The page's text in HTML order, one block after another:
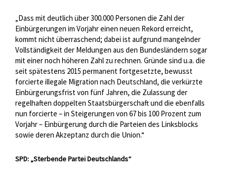
„Dass mit deutlich über 300.000 Personen die Zahl der
Einbürgerungen im Vorjahr einen neuen Rekord erreicht,
kommt nicht überraschend; dabei ist aufgrund mangelnder
Vollständigkeit der Meldungen aus den Bundesländern sogar
mit einer noch höheren Zahl zu rechnen. Gründe sind u.a. die
seit spätestens 2015 permanent fortgesetzte, bewusst
forcierte illegale Migration nach Deutschland, die verkürzte
Einbürgerungsfrist von fünf Jahren, die Zulassung der
regelhaften doppelten Staatsbürgerschaft und die ebenfalls
nun forcierte – in Steigerungen von 67 bis 100 Prozent zum
Vorjahr – Einbürgerung durch die Parteien des Linksblocks
sowie deren Akzeptanz durch die Union.“
SPD: „Sterbende Partei Deutschlands“